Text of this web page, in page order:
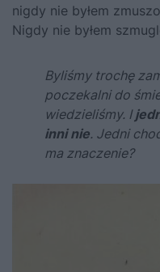
nigdy nie byłem
Nigdy nie byłem
Byliśmy trochę
poczekalni do
wiedzieliśmy. I
inni nie. Jedni
ma znaczenie?